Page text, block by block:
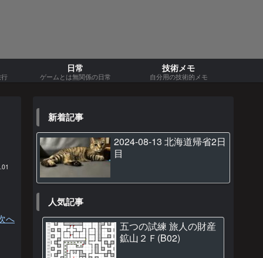
日常
ゲームとは無関係の日常
技術メモ
自分用の技術的メモ
へ
新着記事
2024-08-13 北海道帰省2日
目
人気記事
五つの試練 旅人の財産
鉱山２Ｆ(B02)